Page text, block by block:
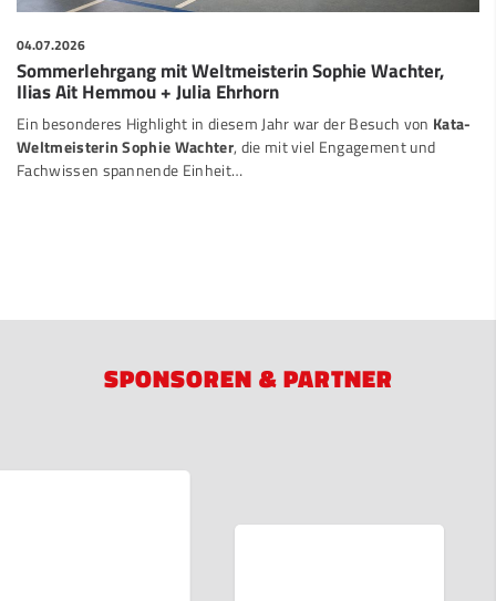
04.07.2026
Sommerlehrgang mit Weltmeisterin Sophie Wachter,
Ilias Ait Hemmou + Julia Ehrhorn
Ein besonderes Highlight in diesem Jahr war der Besuch von Kata-
Weltmeisterin Sophie Wachter, die mit viel Engagement und
Fachwissen spannende Einheit…
SPONSOREN & PARTNER